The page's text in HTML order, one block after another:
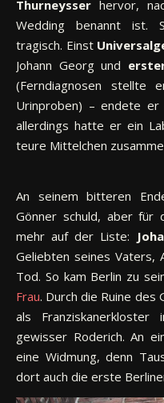
Thurneysserhervor,
Wedding benannt ist.
tragisch. Einst
Johann Georg und
(Ferndiagnosen stellte
Urinproben) – endete
allerdings hatte er ein
teure Mittelchen
An seinem bitteren
Gönner schuld, aber für
mehr auf der Liste:
Geliebten seines Vaters,
Tod. So kam Berlin zu
Frau. Durch die Ruine des
als
gewisser Roderich. An
eine Widmung, denn
dort auch die erste